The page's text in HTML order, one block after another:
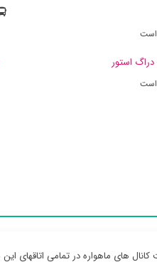
است
دراگ استور
است